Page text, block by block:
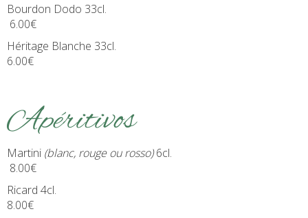
Bourdon Dodo 33cl.
6.00€
Héritage Blanche 33cl.
6.00€
Apéritivos
Martini (blanc, rouge ou rosso)6cl.
8.00€
Ricard 4cl.
8.00€